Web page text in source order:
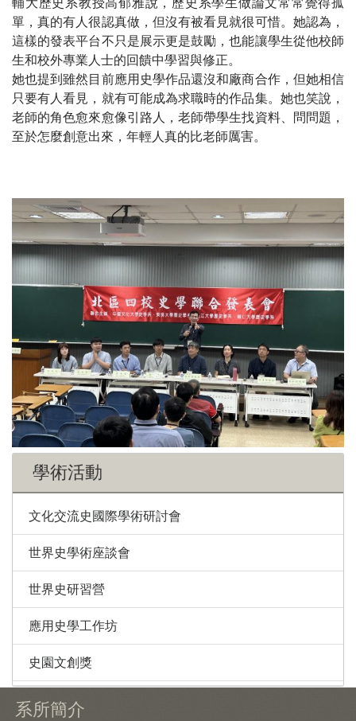
單，真的有人很認真做，但沒有被看見就很可惜。她認為，
這樣的發表平台不只是展示更是鼓勵，也能讓學生從他校師
生和校外專業人士的回饋中學習與修正。
她也提到雖然目前應用史學作品還沒和廠商合作，但她相信
只要有人看見，就有可能成為求職時的作品集。她也笑說，
老師的角色愈來愈像引路人，老師帶學生找資料、問問題，
至於怎麼創意出來，年輕人真的比老師厲害。
學術活動
文化交流史國際學術研討會
世界史學術座談會
世界史研習營
應用史學工作坊
史園文創獎
系所簡介